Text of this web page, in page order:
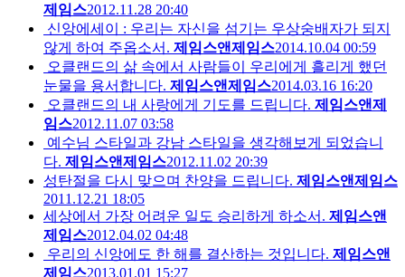
제임스2012.11.28 20:40
신앙에세이 : 우리는 자신을 섬기는 우상숭배자가 되지
않게 하여 주옵소서. 제임스앤제임스2014.10.04 00:59
오클랜드의 삶 속에서 사람들이 우리에게 흘리게 했던
눈물을 용서합니다. 제임스앤제임스2014.03.16 16:20
오클랜드의 내 사랑에게 기도를 드립니다. 제임스앤제
임스2012.11.07 03:58
예수님 스타일과 강남 스타일을 생각해보게 되었습니
다. 제임스앤제임스2012.11.02 20:39
성탄절을 다시 맞으며 찬양을 드립니다. 제임스앤제임스
2011.12.21 18:05
세상에서 가장 어려운 일도 승리하게 하소서. 제임스앤
제임스2012.04.02 04:48
우리의 신앙에도 한 해를 결산하는 것입니다. 제임스앤
제임스2013.01.01 15:27